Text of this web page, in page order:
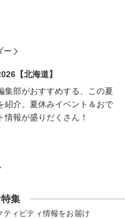
ー
【北海道】
集部がおすすめする、この夏
紹介。夏休みイベント＆おで
情報が盛りだくさん！
集
ィビティ情報をお届け